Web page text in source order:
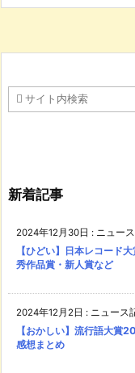
新着記事
2024年12月30日 : ニュー
【ひどい】日本レコード
秀作品賞・新人賞など
2024年12月2日 : ニュース
【おかしい】流行語大賞
感想まとめ